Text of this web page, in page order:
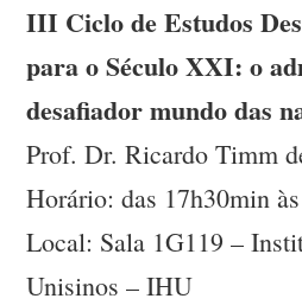
III Ciclo de Estudos
para o Século XXI: o
desafiador mundo das
Prof. Dr. Ricardo Timm
Horário: das 17h30min
Local: Sala 1G119 –
Unisinos – IHU